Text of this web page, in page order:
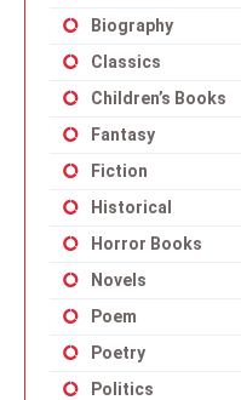
Biography
Classics
Children’s Books
Fantasy
Fiction
Historical
Horror Books
Novels
Poem
Poetry
Politics